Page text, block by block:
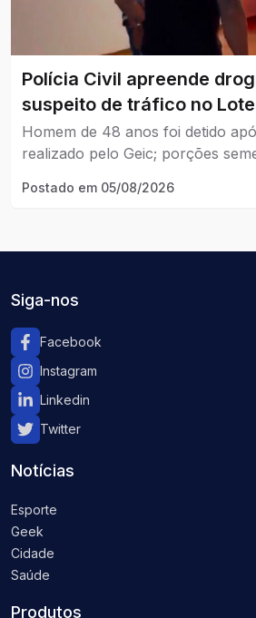
Polícia Civil apreende
suspeito de tráfico no
Lucas, em Catalão.
Homem de 48 anos foi detido
realizado pelo Geic; porções
Postado em 05/08/2026
Siga-nos
Facebook
Instagram
Linkedin
Twitter
Notícias
Esporte
Geek
Cidade
Saúde
Produtos